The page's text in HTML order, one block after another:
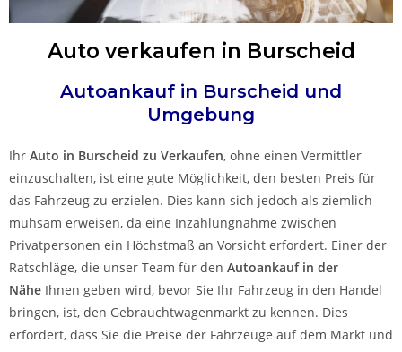
Auto verkaufen in Burscheid
Autoankauf in Burscheid und
Umgebung
Ihr Auto in Burscheid zu Verkaufen, ohne einen Vermittler
einzuschalten, ist eine gute Möglichkeit, den besten Preis für
das Fahrzeug zu erzielen. Dies kann sich jedoch als ziemlich
mühsam erweisen, da eine Inzahlungnahme zwischen
Privatpersonen ein Höchstmaß an Vorsicht erfordert. Einer der
Ratschläge, die unser Team für den Autoankauf in der
Nähe Ihnen geben wird, bevor Sie Ihr Fahrzeug in den Handel
bringen, ist, den Gebrauchtwagenmarkt zu kennen. Dies
erfordert, dass Sie die Preise der Fahrzeuge auf dem Markt und